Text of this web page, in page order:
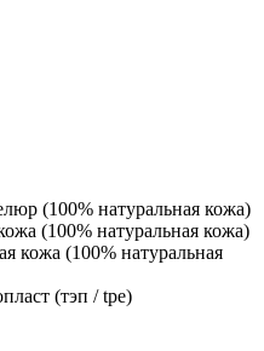
(100% натуральная кожа)
(100% натуральная кожа)
кожа (100% натуральная
(тэп / tpe)